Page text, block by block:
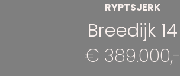
RYPTSJERK
Breedijk 14
€ 389.000,-